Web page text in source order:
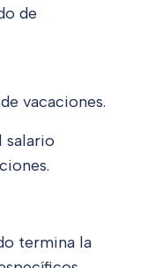
de
vacaciones.
salario
termina la